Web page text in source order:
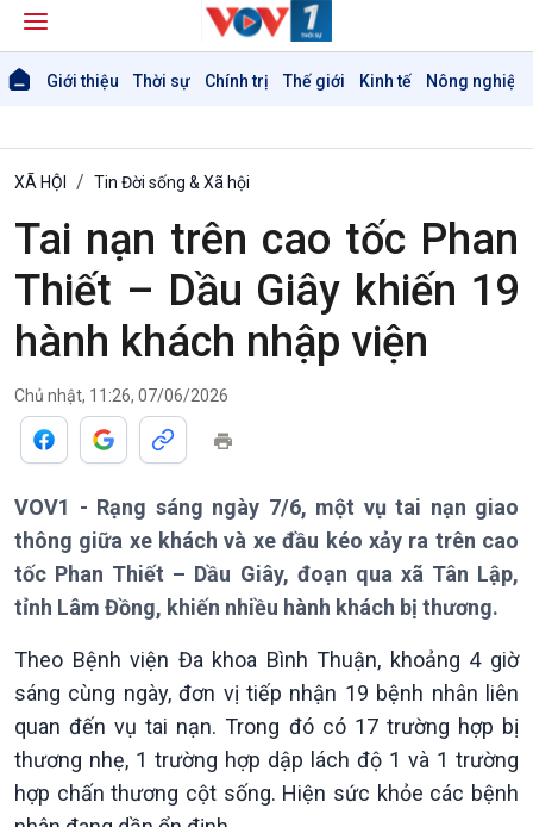
Giới thiệu Thời sự Chính trị Thế giới Kinh tế Nông nghiệp
Giới thiệu
Thời sự 12h
Thời sự 18h
Thời sự 21h30
Bản tin
Theo dòng Thời sự
XÃ HỘI Tin Đời sống & Xã hội
Tai nạn trên cao tốc Phan
Thiết – Dầu Giây khiến 19
hành khách nhập viện
Chủ nhật, 11:26, 07/06/2026
VOV1 - Rạng sáng ngày 7/6, một vụ tai nạn giao
thông giữa xe khách và xe đầu kéo xảy ra trên cao
tốc Phan Thiết – Dầu Giây, đoạn qua xã Tân Lập,
tỉnh Lâm Đồng, khiến nhiều hành khách bị thương.
Theo Bệnh viện Đa khoa Bình Thuận, khoảng 4 giờ
sáng cùng ngày, đơn vị tiếp nhận 19 bệnh nhân liên
quan đến vụ tai nạn. Trong đó có 17 trường hợp bị
thương nhẹ, 1 trường hợp dập lách độ 1 và 1 trường
hợp chấn thương cột sống. Hiện sức khỏe các bệnh